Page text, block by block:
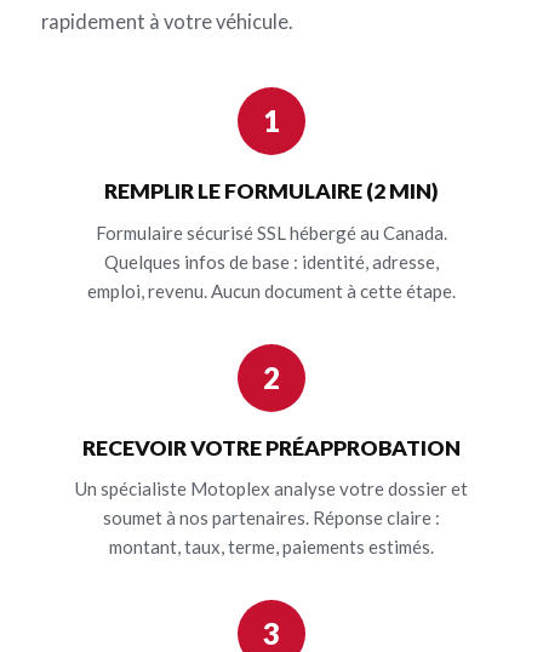
rapidement à votre véhicule.
1
REMPLIR LE FORMULAIRE (2 MIN)
Formulaire sécurisé SSL hébergé au Canada.
Quelques infos de base : identité, adresse,
emploi, revenu. Aucun document à cette étape.
2
RECEVOIR VOTRE PRÉAPPROBATION
Un spécialiste Motoplex analyse votre dossier et
soumet à nos partenaires. Réponse claire :
montant, taux, terme, paiements estimés.
3